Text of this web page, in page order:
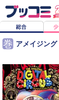
巻 アメイジン